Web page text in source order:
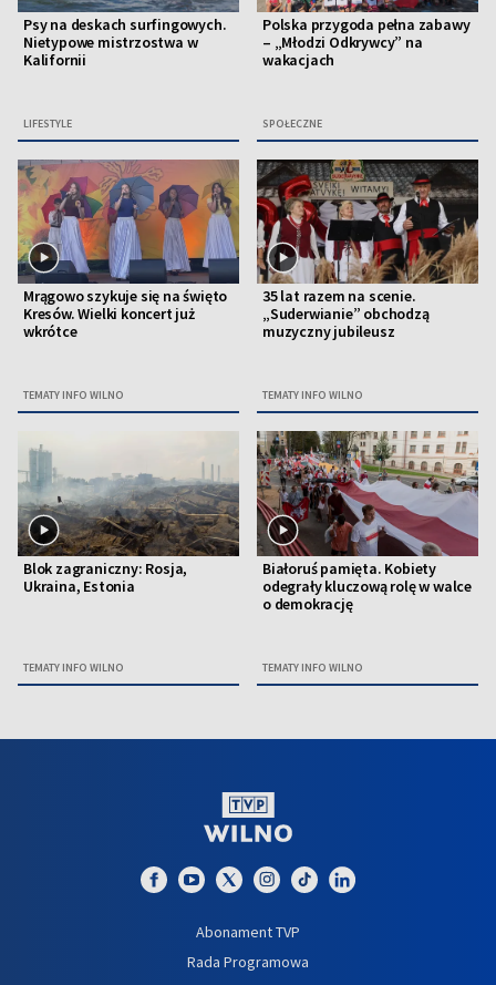
Psy na deskach surfingowych.
Nietypowe mistrzostwa w
Kalifornii
LIFESTYLE
Polska przygoda pełna zabawy
– „Młodzi Odkrywcy” na
wakacjach
SPOŁECZNE
Mrągowo szykuje się na święto
Kresów. Wielki koncert już
wkrótce
TEMATY INFO WILNO
35 lat razem na scenie.
„Suderwianie” obchodzą
muzyczny jubileusz
TEMATY INFO WILNO
Blok zagraniczny: Rosja,
Ukraina, Estonia
TEMATY INFO WILNO
Białoruś pamięta. Kobiety
odegrały kluczową rolę w walce
o demokrację
TEMATY INFO WILNO
Abonament TVP
Rada Programowa